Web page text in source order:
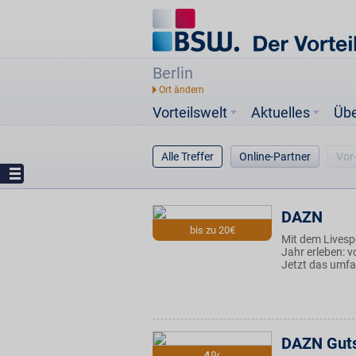
Berlin
Vorteilswelt Aktuelles
Alle Treffer Online-Partner
bis zu 20€
DAZN
Mit dem
Jahr erleben:
Jetzt das
DAZN